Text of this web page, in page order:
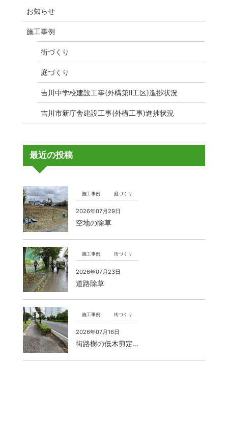
お知らせ
施工事例
街づくり
庭づくり
吉川中学校建設工事(外構第Ⅱ工区)進捗状況
吉川市新庁舎建設工事(外構工事)進捗状況
最近の投稿
施工事例 庭づくり
2026年07月29日
空地の除草
施工事例 街づくり
2026年07月23日
道路除草
施工事例 街づくり
2026年07月16日
街路樹の低木剪定…